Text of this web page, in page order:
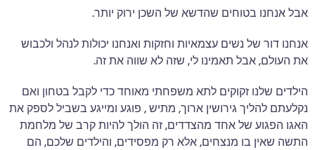
אבל אנחנו בטוחים שהדשא של השכן ירוק יותר.
אנחנו דור של נשים עצמאיות וחזקות ואנחנו יכולות לנהל ולכבוש
את העולם, אבל תאמינו לי, שזה לא שווה את זה.
הילדים שלנו זקוקים לתא משפחתי מאוחד כדי לקבל בטחון ואם
נקלעתם להליך גירושין ארוך, מתיש , פוגע ומייגע בשביל לספק את
האגו הפגוע של אחד מהצדדים, זה הולך להיות קרב של מלחמת
התשה שאין בו מנצחים, אלא רק מפסידים, והילדים שלכם, הם